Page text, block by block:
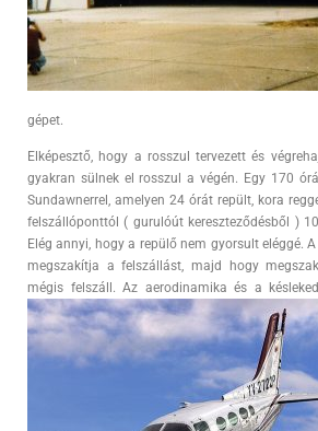
gépet.
Elképesztő, hogy a rosszul tervezett és
gyakran sülnek el rosszul a végén. Egy 170
Sundawnerrel, amelyen 24 órát repült, kora
felszállóponttól ( gurulóút kereszteződésből )
Elég annyi, hogy a repülő nem gyorsult eléggé.
megszakítja a felszállást, majd hogy
mégis felszáll. Az aerodinamika és a